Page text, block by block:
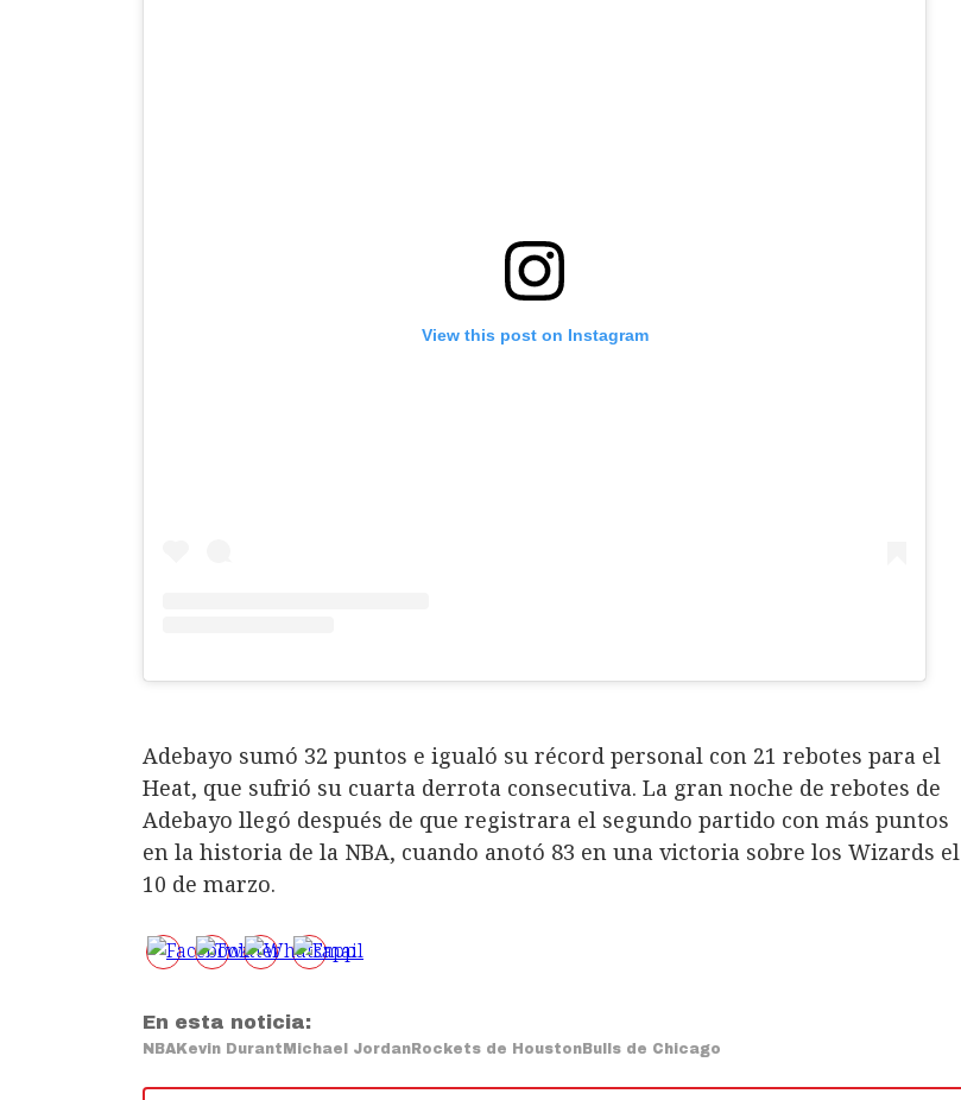
View this post on Instagram
Adebayo sumó 32 puntos e igualó su récord personal con 21 rebotes para el
Heat, que sufrió su cuarta derrota consecutiva. La gran noche de rebotes de
Adebayo llegó después de que registrara el segundo partido con más puntos
en la historia de la NBA, cuando anotó 83 en una victoria sobre los Wizards el
10 de marzo.
En esta noticia:
NBA Kevin Durant Michael Jordan Rockets de Houston Bulls de Chicago